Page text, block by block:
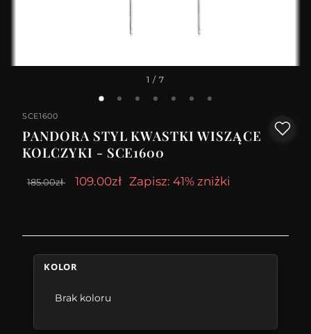
1 / 7
SCE1600
PANDORA STYL KWASTKI WISZĄCE
KOLCZYKI - SCE1600
185.00zł 109.00zł Zapisz: 41% zniżki
KOLOR
Brak koloru